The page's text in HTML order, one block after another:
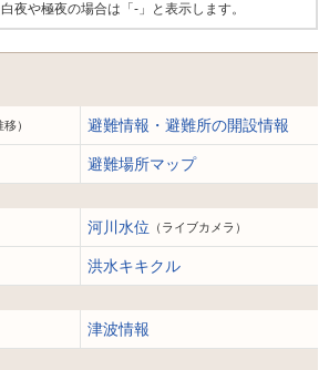
夜や極夜の場合は「-」と表示します。
） 避難情報・避難所の開設情報
避難場所マップ
河川水位 （ライブカメラ）
洪水キキクル
津波情報